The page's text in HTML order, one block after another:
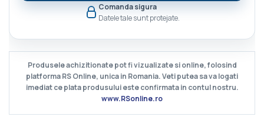
Comanda sigura
Datele tale sunt protejate.
Produsele achizitionate pot fi vizualizate si online, folosind
platforma RS Online, unica in Romania. Veti putea sa va logati
imediat ce plata produsului este confirmata in contul nostru.
www.RSonline.ro